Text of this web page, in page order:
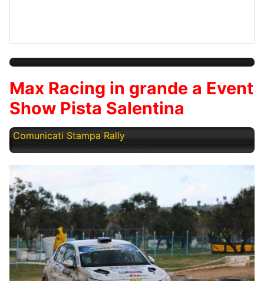
Max Racing in grande a Event
Show Pista Salentina
Comunicati Stampa Rally
Sabato, 30 Novembre 2024